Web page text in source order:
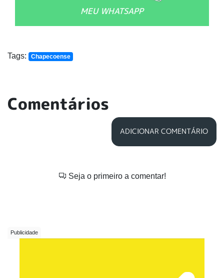
MEU WHATSAPP
Tags: Chapecoense
Comentários
ADICIONAR COMENTÁRIO
Seja o primeiro a comentar!